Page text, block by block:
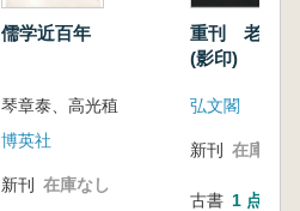
儒学近百年
琴章泰、高光稙
博英社
新刊 在庫なし
重刊 老乞
(影印)
弘文閣
新刊 在庫なし
古書 1 点